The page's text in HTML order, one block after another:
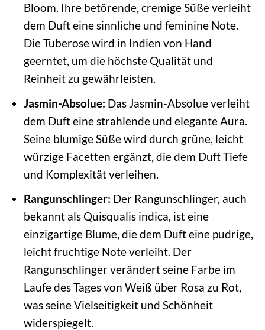
Bloom. Ihre betörende, cremige Süße verleiht
dem Duft eine sinnliche und feminine Note.
Die Tuberose wird in Indien von Hand
geerntet, um die höchste Qualität und
Reinheit zu gewährleisten.
Jasmin-Absolue: Das Jasmin-Absolue verleiht
dem Duft eine strahlende und elegante Aura.
Seine blumige Süße wird durch grüne, leicht
würzige Facetten ergänzt, die dem Duft Tiefe
und Komplexität verleihen.
Rangunschlinger: Der Rangunschlinger, auch
bekannt als Quisqualis indica, ist eine
einzigartige Blume, die dem Duft eine pudrige,
leicht fruchtige Note verleiht. Der
Rangunschlinger verändert seine Farbe im
Laufe des Tages von Weiß über Rosa zu Rot,
was seine Vielseitigkeit und Schönheit
widerspiegelt.